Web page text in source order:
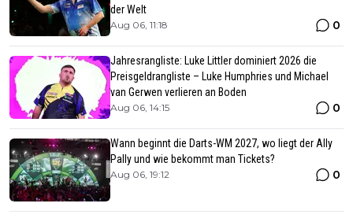
der Welt
Aug 06, 11:18 0
Jahresrangliste: Luke Littler dominiert 2026 die
Preisgeldrangliste – Luke Humphries und Michael
van Gerwen verlieren an Boden
Aug 06, 14:15 0
Wann beginnt die Darts-WM 2027, wo liegt der Ally
Pally und wie bekommt man Tickets?
Aug 06, 19:12 0